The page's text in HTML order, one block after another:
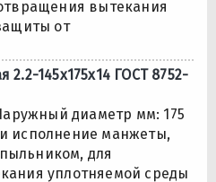
вытекания
от
145х175х14 ГОСТ 8752-
диаметр мм: 175
исполнение манжеты,
для
уплотняемой среды